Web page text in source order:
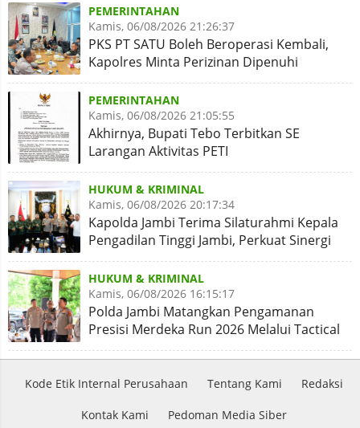
PEMERINTAHAN
Kamis, 06/08/2026 21:26:37
PKS PT SATU Boleh Beroperasi Kembali,
Kapolres Minta Perizinan Dipenuhi
PEMERINTAHAN
Kamis, 06/08/2026 21:05:55
Akhirnya, Bupati Tebo Terbitkan SE
Larangan Aktivitas PETI
HUKUM & KRIMINAL
Kamis, 06/08/2026 20:17:34
Kapolda Jambi Terima Silaturahmi Kepala
Pengadilan Tinggi Jambi, Perkuat Sinergi
Antar Lembaga
HUKUM & KRIMINAL
Kamis, 06/08/2026 16:15:17
Polda Jambi Matangkan Pengamanan
Presisi Merdeka Run 2026 Melalui Tactical
Floor Game
Kode Etik Internal Perusahaan Tentang Kami Redaksi
Kontak Kami Pedoman Media Siber